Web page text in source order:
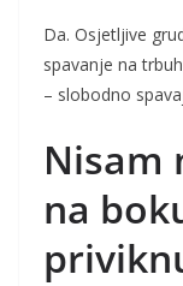
Da. Osjetljive
spavanje na
– slobodno
Nisam
na